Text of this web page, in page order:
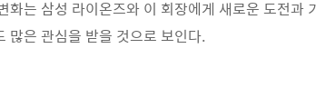
화는 삼성 라이온즈와 이 회장에게 새로운 도전과
많은 관심을 받을 것으로 보인다.